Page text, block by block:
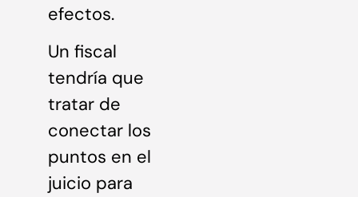
efectos.
Un fiscal
tendría que
tratar de
conectar los
puntos en el
juicio para